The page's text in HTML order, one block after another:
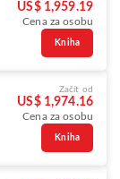
US$ 1,959.19
Cena za osobu
Kniha
Začít od
US$ 1,974.16
Cena za osobu
Kniha